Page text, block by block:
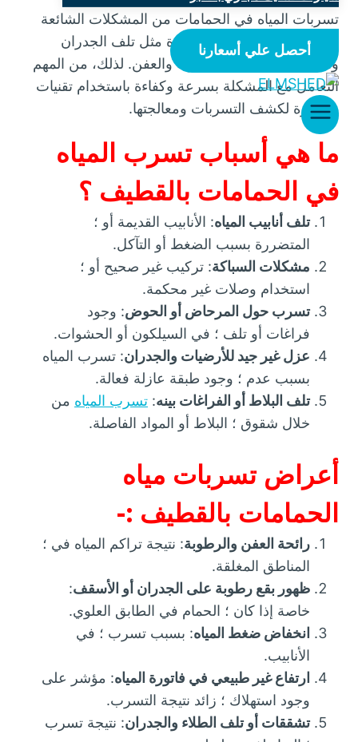
أحصل علي أسعارنا
تسربات المياه في الحمامات من المشكلات الشائعة
التي قد تؤدي إلى أضرار كبيرة مثل تلف الجدران
والأرضيات، وانتشار الرطوبة والعفن. لذلك، من المهم
التعامل مع المشكلة بسرعة وكفاءة باستخدام تقنيات
متطورة لكشف التسربات ومعالجتها.
ما هي أسباب تسرب المياه
في الحمامات بالقطيف ؟
تلف أنابيب المياه: الأنابيب القديمة أو ؛
المتضررة بسبب الضغط أو التآكل.
مشكلات السباكة: تركيب غير صحيح أو ؛
استخدام وصلات غير محكمة.
تسرب حول المرحاض أو الحوض: وجود
فراغات أو تلف ؛ في السيلكون أو الحشوات.
عزل غير جيد للأرضيات والجدران: تسرب المياه
بسبب عدم ؛ وجود طبقة عازلة فعالة.
تلف البلاط أو الفراغات بينه: تسرب المياه من
خلال شقوق ؛ البلاط أو المواد الفاصلة.
أعراض تسربات مياه
الحمامات بالقطيف :-
رائحة العفن والرطوبة: نتيجة تراكم المياه في ؛
المناطق المغلقة.
ظهور بقع رطوبة على الجدران أو الأسقف:
خاصة إذا كان ؛ الحمام في الطابق العلوي.
انخفاض ضغط المياه: بسبب تسرب ؛ في
الأنابيب.
ارتفاع غير طبيعي في فاتورة المياه: مؤشر على
وجود استهلاك ؛ زائد نتيجة التسرب.
تشققات أو تلف الطلاء والجدران: نتيجة تسرب